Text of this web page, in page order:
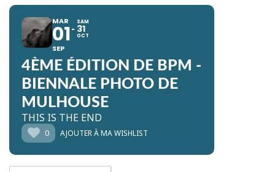
MAR
01
SEP
SAM
31
OCT
4ÈME ÉDITION DE BPM -
BIENNALE PHOTO DE
MULHOUSE
THIS IS THE END
0 AJOUTER À MA WISHLIST